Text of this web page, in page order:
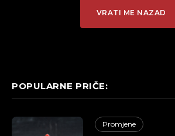
VRATI ME NAZAD
POPULARNE PRIČE:
Promjene